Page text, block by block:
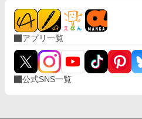
アプリ一覧
公式SNS一覧